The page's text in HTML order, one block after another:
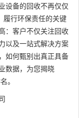
设备的回收不再仅仅
履行环保责任的关键
：客户不仅关注回收
以及一站式解决方案
如何甄别出真正具备
数据，为您揭晓
。